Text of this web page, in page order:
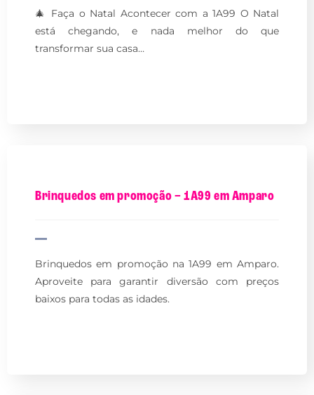
🎄 Faça o Natal Acontecer com a 1A99 O Natal
está chegando, e nada melhor do que
transformar sua casa…
Brinquedos em promoção – 1A99 em Amparo
Brinquedos em promoção na 1A99 em Amparo.
Aproveite para garantir diversão com preços
baixos para todas as idades.